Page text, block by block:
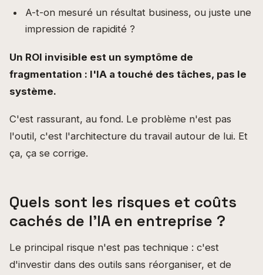
A-t-on mesuré un résultat business, ou juste une
impression de rapidité ?
Un ROI invisible est un symptôme de
fragmentation : l'IA a touché des tâches, pas le
système.
C'est rassurant, au fond. Le problème n'est pas
l'outil, c'est l'architecture du travail autour de lui. Et
ça, ça se corrige.
Quels sont les risques et coûts
cachés de l'IA en entreprise ?
Le principal risque n'est pas technique : c'est
d'investir dans des outils sans réorganiser, et de